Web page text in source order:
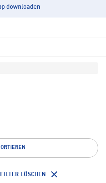
downloaden
FILTER LÖSCHEN